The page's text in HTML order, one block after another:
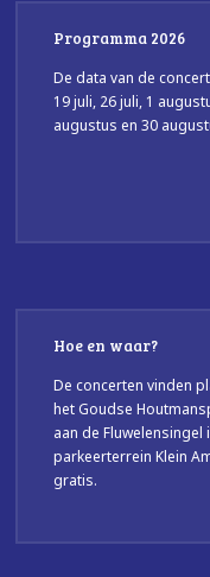
Programma 2026
De data van de
19 juli, 26 juli, 1
augustus en 30
Hoe en waar?
De concerten vinden
het Goudse
aan de
parkeerterrein Klein
gratis.